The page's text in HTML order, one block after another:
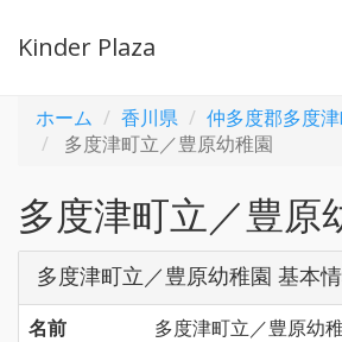
Kinder Plaza
ホーム 香川県
仲多度郡多度
多度津町立／豊原幼稚園
多度津町立／豊原
多度津町立／豊原幼稚園 基本
名前
多度津町立／豊原幼